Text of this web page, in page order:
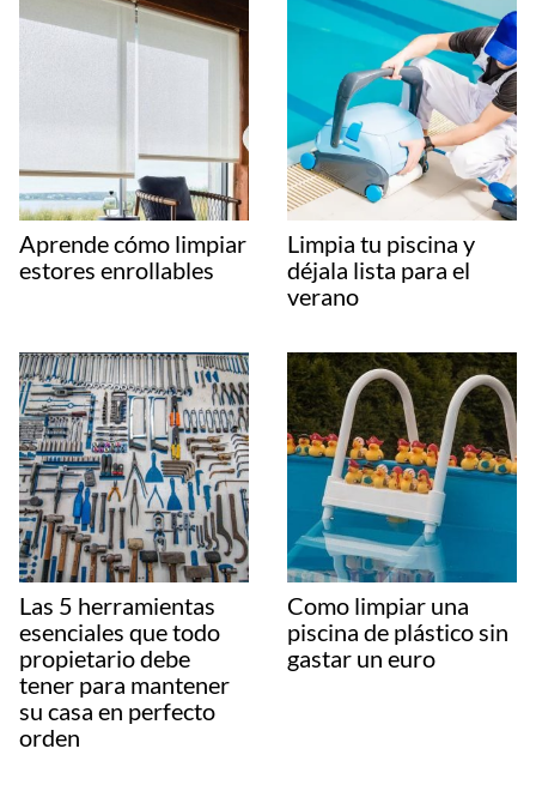
Aprende cómo limpiar
estores enrollables
Limpia tu piscina y
déjala lista para el
verano
Las 5 herramientas
esenciales que todo
propietario debe
tener para mantener
su casa en perfecto
orden
Como limpiar una
piscina de plástico sin
gastar un euro